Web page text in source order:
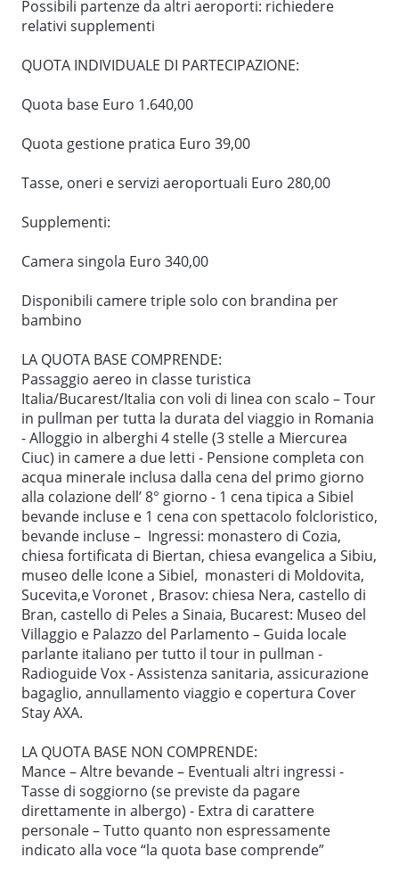
4° giorno: BISTRITA – MONASTERI DELLA BUCOVINA –
GURA HUMORULUI (O RADAUTI)
Colazione. Partenza per la Bucovina, attraversando il
dedicato alla visita dei Monasteri della Bucovina. Il
Bucovina, il Monastero di Moldoviţa ed infine visita
delle Virtù”. Sosta a Marginea. Arrivo a Gura
Humorului: sistemazione in albergo, cena e
pernottamento.
5° giorno: GURA HUMOROLUI (O RADAUTI) - GOLE DI
BICAZ – MIERCUREA CIUC
Colazione. Partenza per Miercurea Ciuc. Passaggio
della catena dei Carpazi. Pranzo in ristorante lungo il
percorso. Nel pomeriggio si raggiunge Miercurea
Ciuc. In serata sorpresa medievale nella fortezza
Miko per una serata di musica e degustazione di vini.
Sistemazione in albergo: cena e pernottamento.
6° giorno: MIERCUREA CIUC – BRASOV – BRAN –
SINAIA
Colazione e partenza per Brasov. Arrivo e visita della
città con pranzo in ristorante. Nel pomeriggio visita
del Castello di Bran, il Castello di Dracula. Partenza
per Sinaia, detta la “Perla dei Carpazi”. Sistemazione
in albergo: cena e pernottamento.
7° giorno: SINAIA - BUCAREST
Colazione. Visita del castello Peles e proseguimento
per Bucarest. Pranzo in ristorante. Pomeriggio
dedicato alla visita della capitale romena.
Sistemazione in albergo. Cena tipica in ristorante
con bevande incluse e spettacolo folcloristico.
Pernottamento.
8° giorno: BUCAREST – ITALIA
Colazione. Tempo libero a disposizione e pranzo
Possibili partenze da altri aeroporti: richiedere
relativi supplementi
QUOTA INDIVIDUALE DI PARTECIPAZIONE:
Quota base Euro 1.640,00
Quota gestione pratica Euro 39,00
Tasse, oneri e servizi aeroportuali Euro 280,00
Supplementi:
Camera singola Euro 340,00
Disponibili camere triple solo con brandina per
bambino
LA QUOTA BASE COMPRENDE:
Passaggio aereo in classe turistica
Italia/Bucarest/Italia con voli di linea con scalo – Tour
in pullman per tutta la durata del viaggio in Romania
- Alloggio in alberghi 4 stelle (3 stelle a Miercurea
Ciuc) in camere a due letti - Pensione completa con
acqua minerale inclusa dalla cena del primo giorno
alla colazione dell’ 8° giorno - 1 cena tipica a Sibiel
bevande incluse e 1 cena con spettacolo folcloristico,
bevande incluse – Ingressi: monastero di Cozia,
chiesa fortificata di Biertan, chiesa evangelica a Sibiu,
museo delle Icone a Sibiel, monasteri di Moldovita,
Sucevita,e Voronet , Brasov: chiesa Nera, castello di
Bran, castello di Peles a Sinaia, Bucarest: Museo del
Villaggio e Palazzo del Parlamento – Guida locale
parlante italiano per tutto il tour in pullman -
Radioguide Vox - Assistenza sanitaria, assicurazione
bagaglio, annullamento viaggio e copertura Cover
Stay AXA.
LA QUOTA BASE NON COMPRENDE:
Mance – Altre bevande – Eventuali altri ingressi -
Tasse di soggiorno (se previste da pagare
direttamente in albergo) - Extra di carattere
personale – Tutto quanto non espressamente
indicato alla voce “la quota base comprende”